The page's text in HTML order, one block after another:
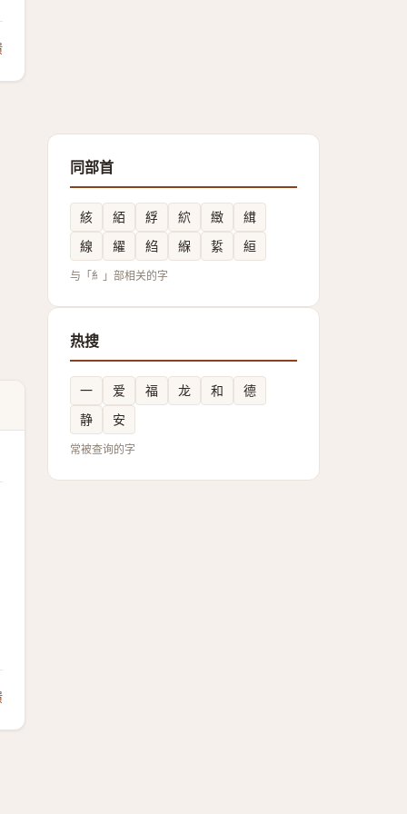
同部首
絯 絔 綒 䋉 緻
縙
線
䌦 䋓 緥 䋢 絙
与「糹」部相关的字
热搜
一 爱 福 龙 和
德
静
安
常被查询的字